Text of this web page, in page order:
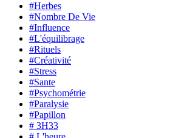
#Herbes
#Nombre De Vie
#Influence
#L'équilibrage
#Rituels
#Créativité
#Stress
#Sante
#Psychométrie
#Paralysie
#Papillon
# 3H33